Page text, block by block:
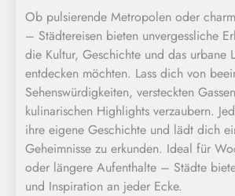
Ob pulsierende Metropolen oder
– Städtereisen bieten unvergessliche
die Kultur, Geschichte und das urbane
entdecken möchten. Lass dich von
Sehenswürdigkeiten, versteckten
kulinarischen Highlights verzaubern.
ihre eigene Geschichte und lädt dich
Geheimnisse zu erkunden. Ideal für
oder längere Aufenthalte – Städte
und Inspiration an jeder Ecke.